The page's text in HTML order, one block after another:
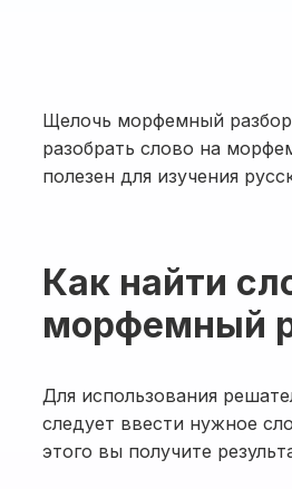
Щелочь морфемный
разобрать слово на
полезен для изучения
Как найти
морфемный
Для использования
следует ввести нужное
этого вы получите